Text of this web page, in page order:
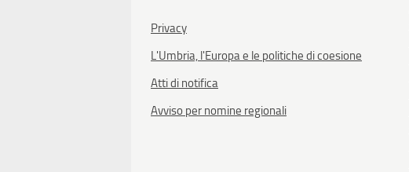
Privacy
L'Umbria, l'Europa e le politiche di coesione
Atti di notifica
Avviso per nomine regionali